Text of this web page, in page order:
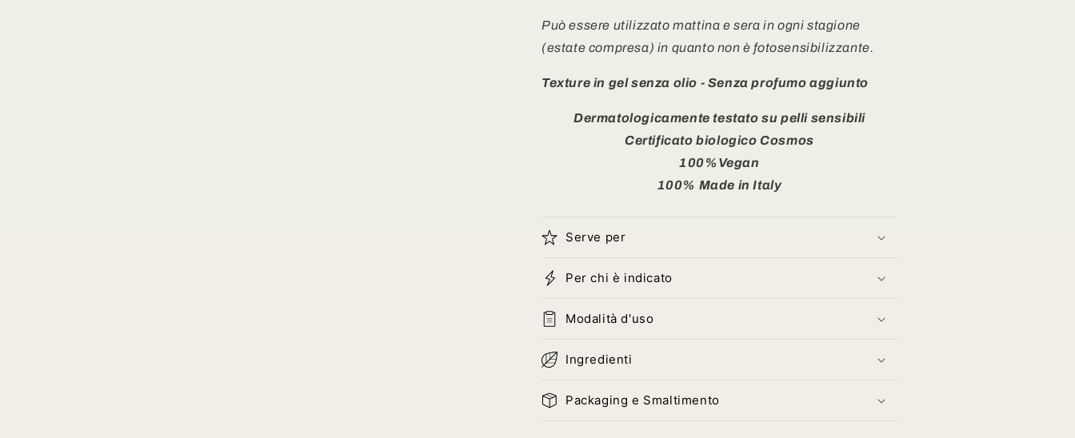
Può essere utilizzato mattina e sera in ogni stagione
(estate compresa) in quanto non è fotosensibilizzante.
Texture in gel senza olio - Senza profumo aggiunto
Dermatologicamente testato su pelli sensibili
Certificato biologico Cosmos
100%Vegan
100% Made in Italy
Serve per
Per chi è indicato
Modalità d'uso
Ingredienti
Packaging e Smaltimento